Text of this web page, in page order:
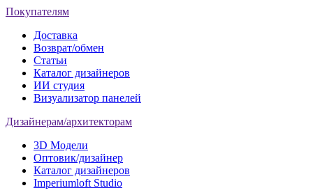
Покупателям
Доставка
Возврат/обмен
Статьи
Каталог дизайнеров
ИИ студия
Визуализатор панелей
Дизайнерам/архитекторам
3D Модели
Оптовик/дизайнер
Каталог дизайнеров
Imperiumloft Studio